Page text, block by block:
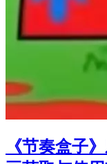
《节奏盒子